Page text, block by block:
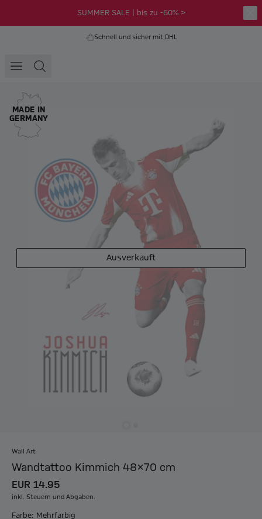
SUMMER SALE | bis zu -60% >
Schnell und sicher mit DHL
MADE IN
GERMANY
Ausverkauft
Wall Art
Wandtattoo Kimmich 48x70 cm
EUR 14.95
inkl. Steuern und Abgaben.
Farbe: Mehrfarbig